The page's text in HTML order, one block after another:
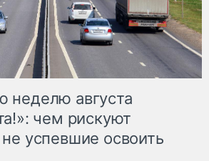
неделю августа
чем рискуют
успевшие освоить